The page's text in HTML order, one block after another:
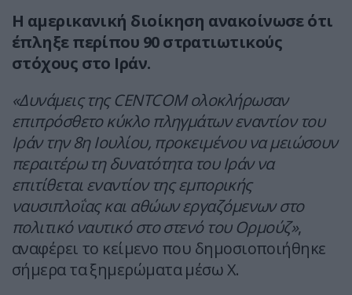
Η αμερικανική διοίκηση ανακοίνωσε ότι
έπληξε περίπου 90 στρατιωτικούς
στόχους στο Ιράν.
«Δυνάμεις της CENTCOM ολοκλήρωσαν
επιπρόσθετο κύκλο πληγμάτων εναντίον του
Ιράν την 8η Ιουλίου, προκειμένου να μειώσουν
περαιτέρω τη δυνατότητα του Ιράν να
επιτίθεται εναντίον της εμπορικής
ναυσιπλοΐας και αθώων εργαζόμενων στο
πολιτικό ναυτικό στο στενό του Ορμούζ»,
αναφέρει το κείμενο που δημοσιοποιήθηκε
σήμερα τα ξημερώματα μέσω X.